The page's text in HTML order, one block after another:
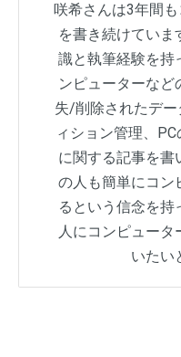
咲希さんは3年間
を書き続けていま
識と執筆経験を持
ンピューターな
失/削除されたデ
ィション管理、
に関する記事を書
の人も簡単にコン
るという信念を
人にコンピュータ
いたい